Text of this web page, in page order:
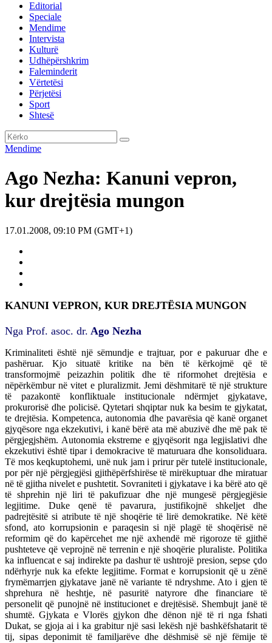
Editorial
Speciale
Mendime
Intervista
Kulturë
Udhëpërshkrim
Faleminderit
Vërtetësi
Përjetësi
Sport
Shtesë
Mendime
Ago Nezha: Kanuni vepron,
kur drejtësia mungon
17.01.2008, 09:10 PM (GMT+1)
KANUNI VEPRON, KUR DREJTËSIA MUNGON
Nga Prof. asoc. dr. Ago Nezha
Kriminaliteti është një sëmundje e trajtuar, por e pakuruar dhe e
pashëruar. Kjo situatë kritike na bën të kërkojmë që të
transformojmë peizazhin politik dhe të riformohet drejtësia e
nëpërkëmbur në vitet e pluralizmit. Jemi dëshmitarë të një strukture
të pazakontë konfliktuale institucionale ndërmjet gjykatave,
prokurorisë dhe policisë. Qytetari shqiptar nuk ka besim te gjykatat,
te drejtësia. Kompetenca, autonomia dhe pavarësia që kanë organet
gjyqësore nga ekzekutivi, i kanë bërë ata më abuzivë dhe më pak të
përgjegjshëm. Autonomia ekstreme e gjyqësorit nga legjislativi dhe
ekzekutivi është tipar i demokracive të maturuara dhe konsoliduara.
Të mos keqkuptohemi, unë nuk jam i prirur për tutelë institucionale,
por për një përgjegjësi gjithëpërfshirëse të mirëkuptuar dhe miratuar
në të gjitha nivelet e pushtetit. Sovraniteti i gjykatave i ka bërë ato që
të shprehin një liri të pakufizuar dhe një mungesë përgjegjësie
legjitime. Duke qenë të pavarura, justifikojnë shkeljet dhe
padrejtësitë si atribute të një shoqërie të lirë demokratike. Në këtë
sfond, ato korrupsionin e paraqesin si një plagë të shoqërisë në
reformim që do kapërcehet me një axhendë më rigoroze të gjithë
pushteteve që veprojnë në terrenin e një shoqërie pluraliste. Politika
ka influencat e saj indirekte pa dashur të ushtrojë presion, sepse çdo
ndërhyrje nuk ka efekte legjitime. Format e korrupsionit që u zënë
frymëmarrjen gjykatave janë në variante të ndryshme. Ato i gjen të
shprehura në heshtje, në pasuritë natyrore dhe financiare të
personelit që punojnë në institucionet e drejtësisë. Shembujt janë të
shumtë. Gjykata e Vlorës gjykon dhe dënon një të ri nga fshati
Dukat, se gjoja ai i ka grabitur një sasi lekësh një bashkëfshatarit të
tij, sipas deponimit të familjarëve dhe dëshmisë së një fëmije të